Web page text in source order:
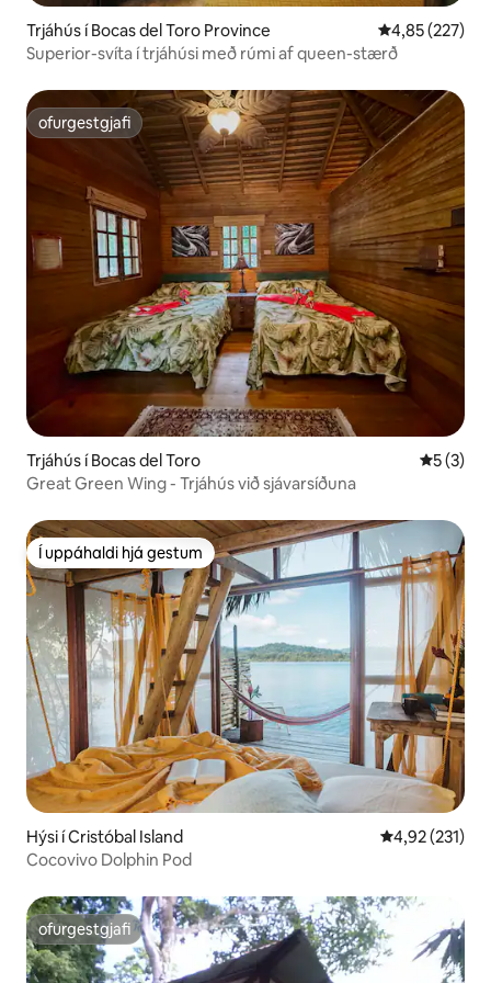
Trjáhús í Bocas del Toro Province 4,85 af 5 í
4,85 (227)
Superior-svíta í trjáhúsi með rúmi af queen-stærð
ofurgestgjafi
ofurgestgjafi
Trjáhús í Bocas del Toro 5 af 5 í
5 (3)
Great Green Wing - Trjáhús við sjávarsíðuna
Í uppáhaldi hjá gestum
Í uppáhaldi hjá gestum
Hýsi í Cristóbal Island 4,92 af 5 í
4,92 (231)
Cocovivo Dolphin Pod
ofurgestgjafi
ofurgestgjafi